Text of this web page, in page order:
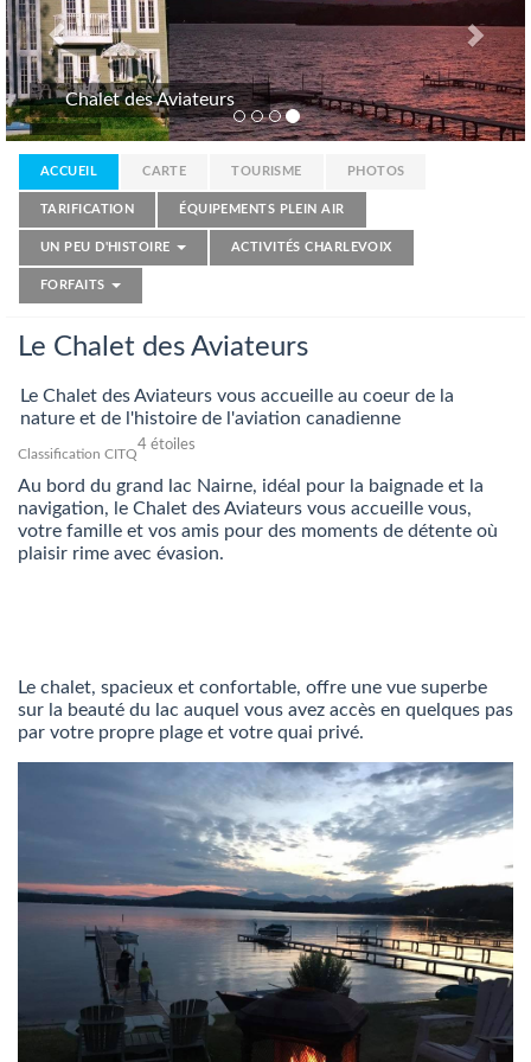
Chalet des
ACCUEIL CARTE TOURISME PHOTOS
TARIFICATION ÉQUIPEMENTS PLEIN AIR
UN PEU D'HISTOIRE ACTIVITÉS CHARLEVOIX
FORFAITS
Le Chalet des Aviateurs
Le Chalet des Aviateurs vous accueille au coeur de la
nature et de l'histoire de l'aviation canadienne
Classification CITQ
4 étoiles
Au bord du grand lac Nairne, idéal pour la baignade et la
navigation, le Chalet des Aviateurs vous accueille vous,
votre famille et vos amis pour des moments de détente où
plaisir rime avec évasion.
Le chalet, spacieux et confortable, offre une vue superbe
sur la beauté du lac auquel vous avez accès en quelques pas
par votre propre plage et votre quai privé.